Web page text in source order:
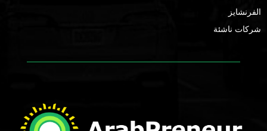
الفرنشايز
شركات ناشئة